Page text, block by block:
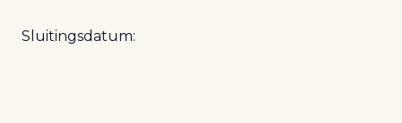
Sluitingsdatum: